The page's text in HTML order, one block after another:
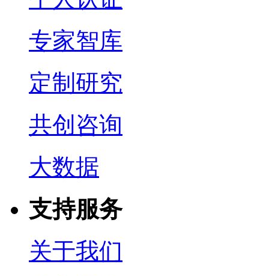
专家智库
定制研究
共创咨询
大数据
支持服务
关于我们